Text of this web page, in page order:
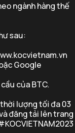
ngành hàng thế
sau:
Google
của BTC.
lượng tối đa 03
đăng tải lên trang